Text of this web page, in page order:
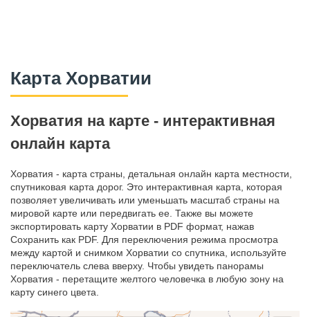
Карта Хорватии
Хорватия на карте - интерактивная
онлайн карта
Хорватия - карта страны, детальная онлайн карта местности,
спутниковая карта дорог. Это интерактивная карта, которая
позволяет увеличивать или уменьшать масштаб страны на
мировой карте или передвигать ее. Также вы можете
экспортировать карту Хорватии в PDF формат, нажав
Сохранить как PDF. Для переключения режима просмотра
между картой и снимком Хорватии со спутника, используйте
переключатель слева вверху. Чтобы увидеть панорамы
Хорватия - перетащите желтого человечка в любую зону на
карту синего цвета.